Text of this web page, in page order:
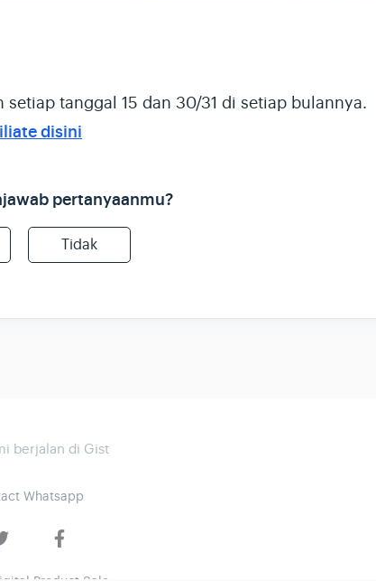
setiap tanggal 15 dan 30/31 di setiap bulannya.
disini
pertanyaanmu?
Tidak
berjalan di Gist
Whatsapp